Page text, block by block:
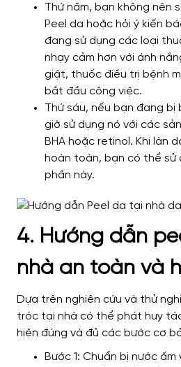
Thứ năm, bạn không nên
Peel da hoặc hỏi ý kiến
đang sử dụng các loại
nhạy cảm hơn với ánh
giật, thuốc điều trị bệnh
bắt đầu công việc.
Thứ sáu, nếu bạn đang
giờ sử dụng nó với các
BHA hoặc retinol. Khi làn
hoàn toàn, bạn có thể sử
phần này.
4. Hướng dẫn
nhà an toàn và
Dựa trên nghiên cứu và thử
tróc tại nhà có thể phát huy
hiện đúng và đủ các bước cơ
Bước 1: Chuẩn bị nước